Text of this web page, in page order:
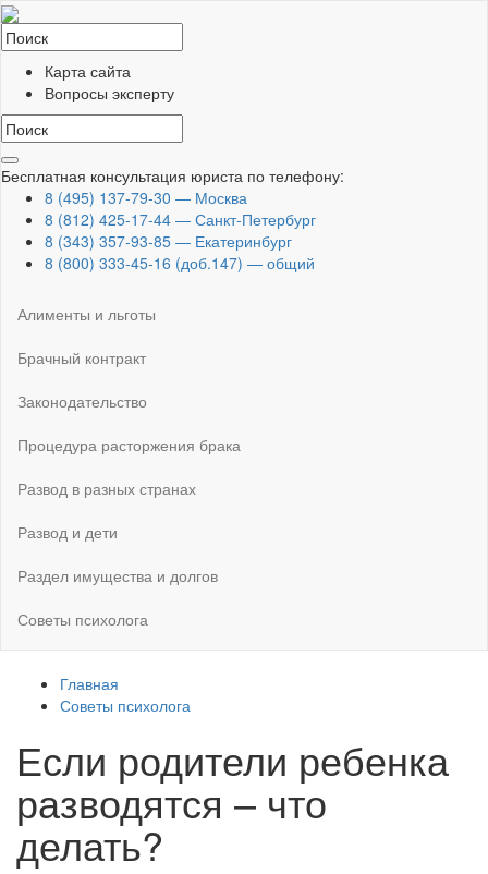
Карта сайта
Вопросы эксперту
Toggle
navigation
Бесплатная консультация юриста по телефону:
8 (495) 137-79-30 — Москва
8 (812) 425-17-44 — Санкт-Петербург
8 (343) 357-93-85 — Екатеринбург
8 (800) 333-45-16 (доб.147) — общий
Алименты и льготы
Брачный контракт
Законодательство
Процедура расторжения брака
Развод в разных странах
Развод и дети
Раздел имущества и долгов
Советы психолога
Главная
Советы психолога
Если родители ребенка
разводятся – что
делать?